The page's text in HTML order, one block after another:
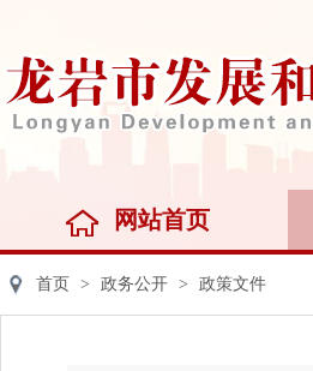
网站首页
首页 > 政务公开 > 政策文件